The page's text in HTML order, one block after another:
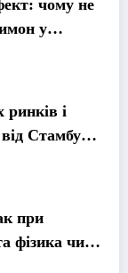
чому не
у
ринків і
Стамбула
при
фізика чи